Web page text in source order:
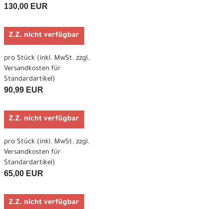
130,00 EUR
Z.Z. nicht verfügbar
pro Stück (inkl. MwSt. zzgl.
Versandkosten für
Standardartikel)
90,99 EUR
Z.Z. nicht verfügbar
pro Stück (inkl. MwSt. zzgl.
Versandkosten für
Standardartikel)
65,00 EUR
Z.Z. nicht verfügbar